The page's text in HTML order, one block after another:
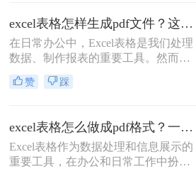
PDF格式能够保持文档的原貌，不会
因软件版本或操作系统不同而导致格
式变化，这使得它成为了一种理想的
文件转换格式。本文将详细介绍excel
如何做成pdf格式，并分享一些实用技
巧。
excel表格怎样生成pdf文件？这三种方法教你轻松转换！
在日常办公中，Excel表格是我们处理
数据、制作报表的重要工具。然而，
有时我们需要将Excel表格以PDF格式
保存或分享，以确保表格的格式和内
PDF文件具有跨平台性、不可编辑性
和高清晰度等特点，使得它成为了一
种理想的文件格式。本文将详细介绍
excel表格怎样生成pdf文件，帮助大家
赞 踩
excel表格怎么做成pdf格式？一分钟教会你三个方法！
Excel表格作为数据处理和信息展示的
重要工具，在办公和日常工作中扮演